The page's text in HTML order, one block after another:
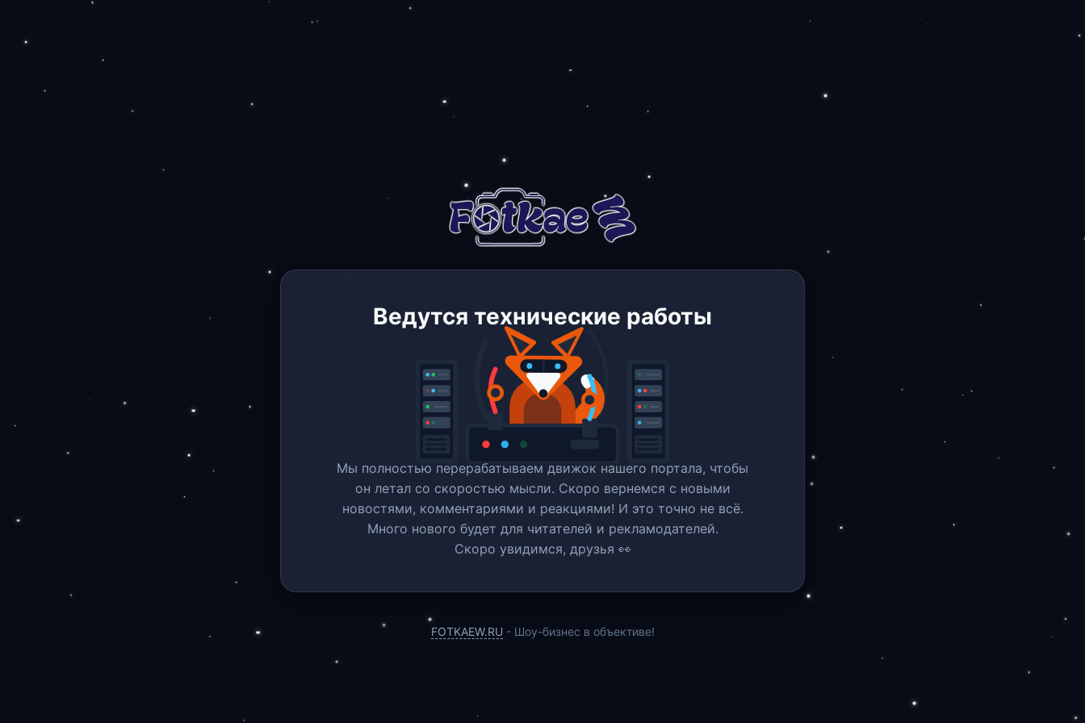
Ведутся технические работы
Мы полностью перерабатываем движок нашего портала, чтобы
он летал со скоростью мысли. Скоро вернемся c новыми
новостями, комментариями и реакциями! И это точно не всё.
Много нового будет для читателей и рекламодателей.
Скоро увидимся, друзья 👀
FOTKAEW.RU - Шоу-бизнес в объективе!